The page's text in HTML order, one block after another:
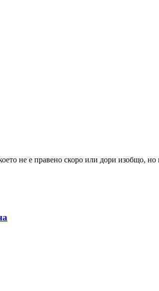
не е правено скоро или дори изобщо,